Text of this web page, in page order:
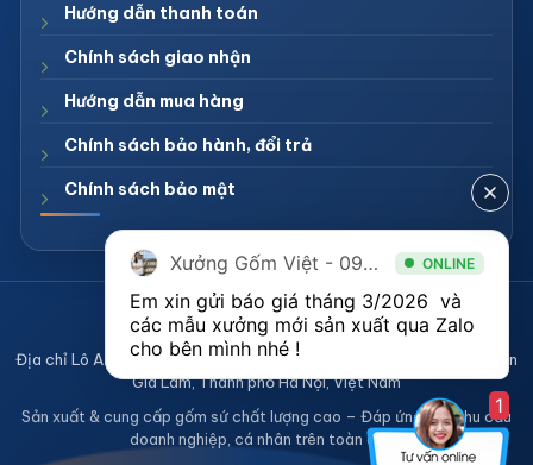
Hướng dẫn thanh toán
Chính sách giao nhận
Hướng dẫn mua hàng
Chính sách bảo hành, đổi trả
Chính sách bảo mật
CÔNG TY TNHH XƯỞNG GỐM VIỆT
Mã số thuế 0108836921
Địa chỉ Lô A2, Khu sản xuất làng nghề Bát Tràng, Xã Bát Tràng, Huyện
Gia Lâm, Thành phố Hà Nội, Việt Nam
Sản xuất & cung cấp gốm sứ chất lượng cao – Đáp ứng mọi nhu cầu
doanh nghiệp, cá nhân trên toàn quốc
Xưởng Gốm Việt - 094.1900.823 ONLINE
Em xin gửi báo giá tháng 3/2026  và
các mẫu xưởng mới sản xuất qua Zalo
cho bên mình nhé !
1